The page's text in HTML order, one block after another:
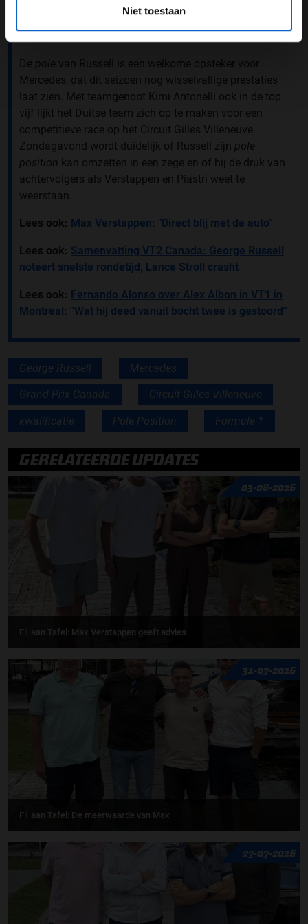
Niet toestaan
Barcelona en het hoge aantal strafpunten van
Verstappen.
De pole van Russell is een welkome opsteker voor
Mercedes, dat dit seizoen nog wisselvallige prestaties
laat zien. Met teamgenoot Kimi Antonelli ook in de top
vijf lijkt het Duitse team zich op te maken voor een
competitieve race op het Circuit Gilles Villeneuve.
Zondagavond wordt duidelijk of Russell zijn pole
position kan omzetten in een zege en of hij de druk van
achtervolgers als Verstappen en Piastri weet te
weerstaan.
Lees ook: Max Verstappen: "Direct blij met de auto"
Lees ook: Samenvatting VT2 Canada: George Russell
noteert snelste rondetijd, Lance Stroll crasht
Lees ook: Fernando Alonso over Alex Albon in VT1 in
Montreal: ''Wat hij deed vanuit bocht twee is gestoord''
George Russell Mercedes
Grand Prix Canada Circuit Gilles Villeneuve
kwalificatie Pole Position Formule 1
GERELATEERDE UPDATES
03-08-2026
F1 aan Tafel: Max Verstappen geeft advies
31-07-2026
F1 aan Tafel: De meerwaarde van Max
27-07-2026